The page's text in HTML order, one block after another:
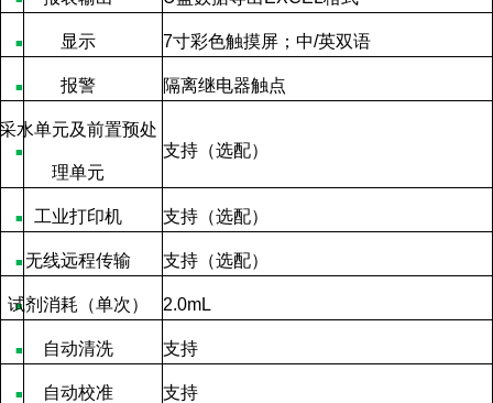
■ 显示 7寸彩色触摸屏；中/英双语
■ 报警 隔离继电器触点
■
采水单元及前置预处
理单元
支持（选配）
■ 工业打印机 支持（选配）
■ 无线远程传输 支持（选配）
■
试剂消耗（单次） 2.0mL
■ 自动清洗 支持
■ 自动校准 支持